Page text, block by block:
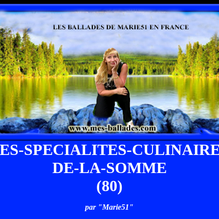
SPECIALITES-
DE-LA-SOMME
(80)
par "Marie51"